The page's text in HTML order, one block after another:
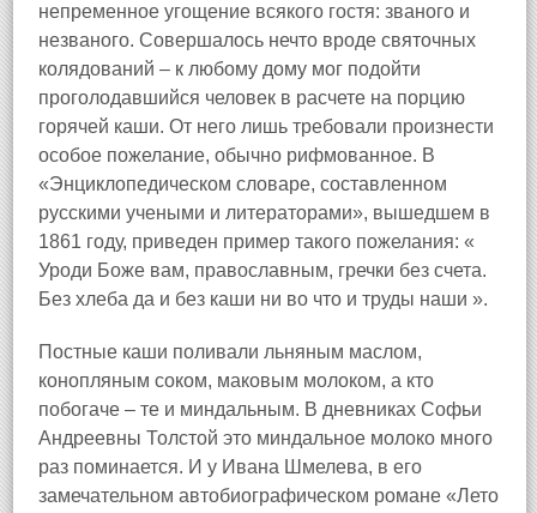
непременное угощение всякого гостя: званого и
незваного. Совершалось нечто вроде святочных
колядований – к любому дому мог подойти
проголодавшийся человек в расчете на порцию
горячей каши. От него лишь требовали произнести
особое пожелание, обычно рифмованное. В
«Энциклопедическом словаре, составленном
русскими учеными и литераторами», вышедшем в
1861 году, приведен пример такого пожелания: «
Уроди Боже вам, православным, гречки без счета.
Без хлеба да и без каши ни во что и труды наши ».
Постные каши поливали льняным маслом,
конопляным соком, маковым молоком, а кто
побогаче – те и миндальным. В дневниках Софьи
Андреевны Толстой это миндальное молоко много
раз поминается. И у Ивана Шмелева, в его
замечательном автобиографическом романе «Лето